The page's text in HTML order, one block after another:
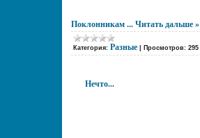
Поклонникам ... Читать дальше »
Категория: Разные Просмотров: 295
Нечто...